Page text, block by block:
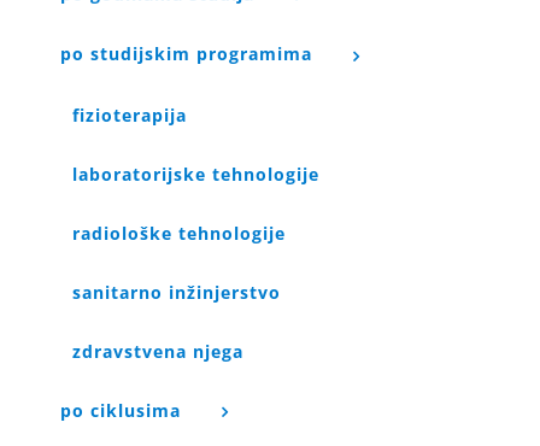
po studijskim programima
fizioterapija
laboratorijske tehnologije
radiološke tehnologije
sanitarno inžinjerstvo
zdravstvena njega
po ciklusima